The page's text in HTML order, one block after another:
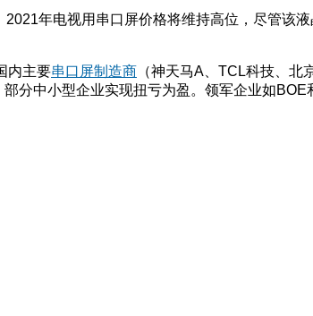
年电视用串口屏价格将维持高位，尽管该
内主要串口屏制造商 （神天马A、TCL科技、
分中小型企业实现扭亏为盈。领军企业如BOE